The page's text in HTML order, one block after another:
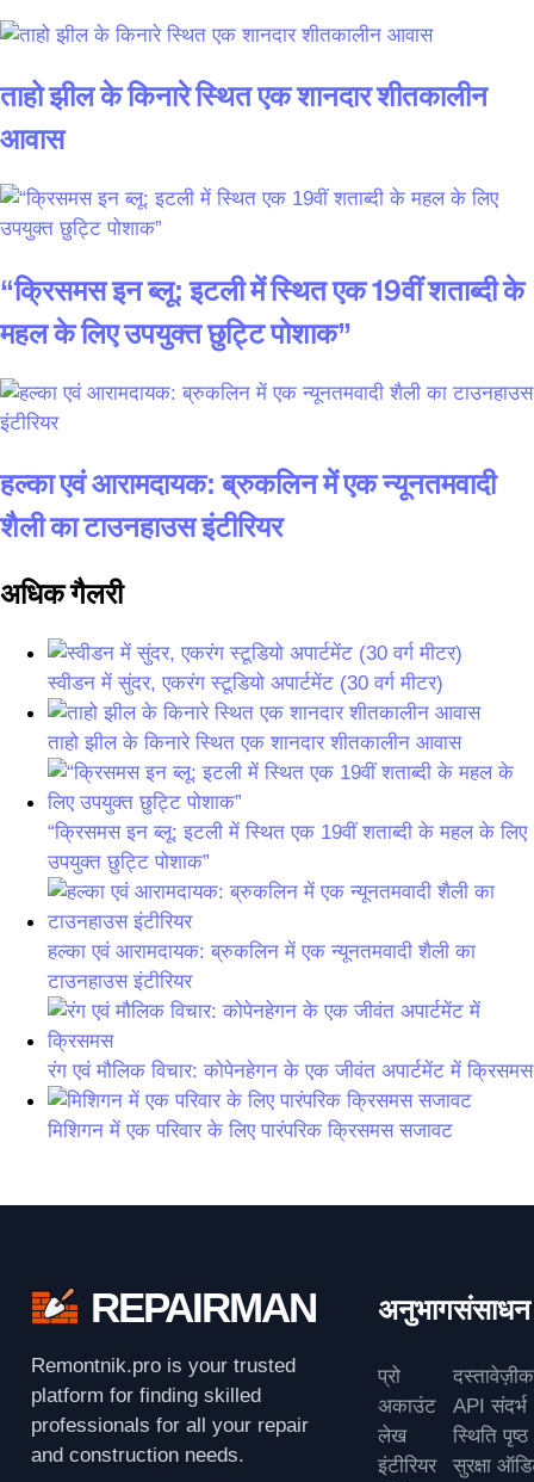
ताहो झील के किनारे स्थित एक शानदार शीतकालीन
आवास
“क्रिसमस इन ब्लू: इटली में स्थित एक 19वीं शताब्दी के
महल के लिए उपयुक्त छुट्टि पोशाक”
हल्का एवं आरामदायक: ब्रुकलिन में एक न्यूनतमवादी
शैली का टाउनहाउस इंटीरियर
अधिक गैलरी
स्वीडन में सुंदर, एकरंग स्टूडियो अपार्टमेंट (30 वर्ग मीटर)
ताहो झील के किनारे स्थित एक शानदार शीतकालीन आवास
“क्रिसमस इन ब्लू: इटली में स्थित एक 19वीं शताब्दी के महल के लिए
उपयुक्त छुट्टि पोशाक”
हल्का एवं आरामदायक: ब्रुकलिन में एक न्यूनतमवादी शैली का
टाउनहाउस इंटीरियर
रंग एवं मौलिक विचार: कोपेनहेगन के एक जीवंत अपार्टमेंट में क्रिसमस
मिशिगन में एक परिवार के लिए पारंपरिक क्रिसमस सजावट
REPAIRMAN
Remontnik.pro is your trusted
platform for finding skilled
professionals for all your repair
and construction needs.
अनुभाग
प्रो
अकाउंट
लेख
इंटीरियर
संसाधन
API संदर्भ
स्थिति पृष्ठ
सुरक्षा